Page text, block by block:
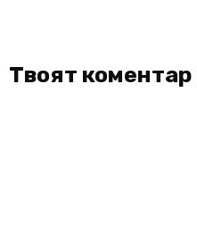
Твоят коментар